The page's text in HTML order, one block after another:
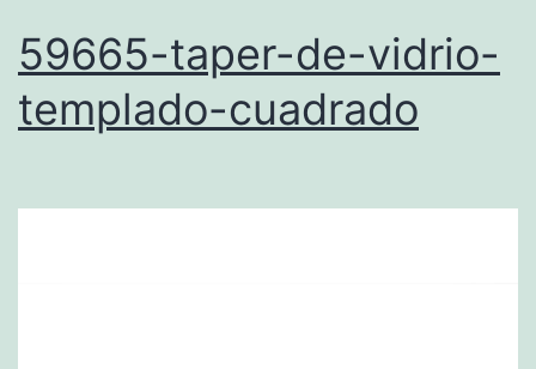
59665-taper-de-vidrio-
templado-cuadrado